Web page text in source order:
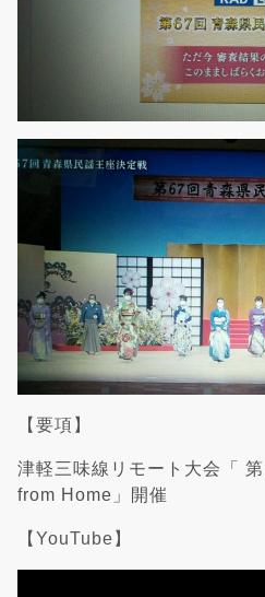
【要項】
津軽三味線リモート大会「
from Home」開催
【YouTube】